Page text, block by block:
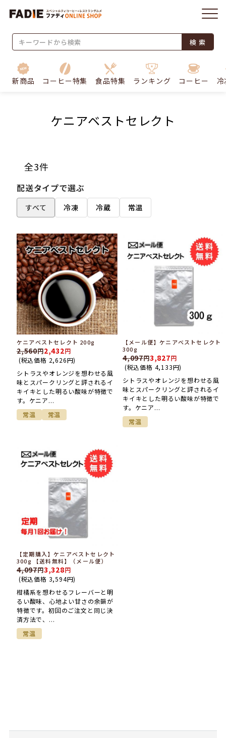
検 索
新商品 コーヒー特集 食品特集 ランキング コーヒー
ケニアベストセレクト
全3件
配送タイプで選ぶ
すべて 冷凍 冷蔵 常温
ケニアベストセレクト 200g
2,560 2,432
(税込価格 2,626円)
シトラスやオレンジを想わせる風
味とスパークリングと評されるイ
キイキとした明るい酸味が特徴で
す。ケニア...
常温
常温
【メール便】ケニアベストセレクト
300g
4,097 3,827
(税込価格 4,133円)
シトラスやオレンジを想わせる風
味とスパークリングと評されるイ
キイキとした明るい酸味が特徴で
す。ケニア...
常温
【定期購入】ケニアベストセレクト
300g 【送料無料】（メール便）
4,097 3,328
(税込価格 3,594円)
柑橘系を想わせるフレーバーと明
るい酸味、心地よい甘さの余韻が
特徴です。初回のご注文と同じ決
済方法で、...
常温